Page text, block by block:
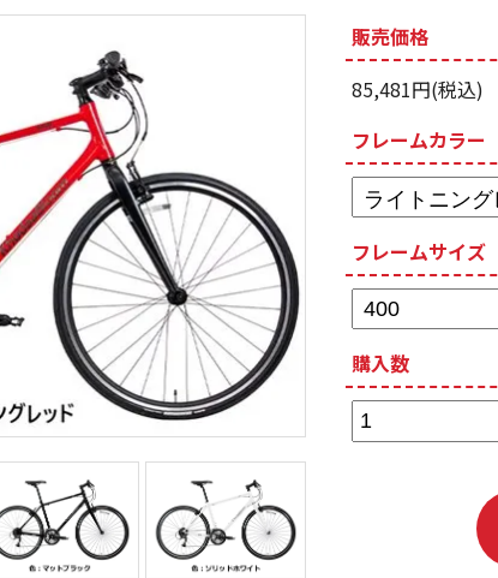
販売価格
85,481円(税込)
フレームカラー
フレームサイズ
購入数